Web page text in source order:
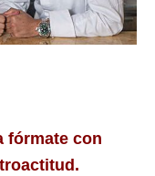
fórmate con